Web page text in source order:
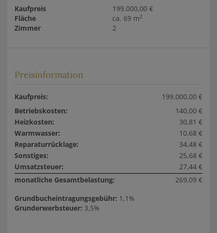
Kaufpreis
199.000,00 €
Fläche
ca. 69 m2
Zimmer 2
Preisinformation
Kaufpreis:
199.000,00 €
Betriebskosten:
140,00 €
Heizkosten:
30,81 €
Warmwasser:
10,68 €
Reparaturrücklage:
34,48 €
Sonstiges:
25,68 €
Umsatzsteuer:
27,44 €
monatliche Gesamtbelastung:
269,09 €
Grundbucheintragungsgebühr: 1,1%
Grunderwerbsteuer: 3,5%